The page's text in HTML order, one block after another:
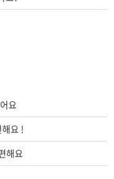
요
요 !
해요